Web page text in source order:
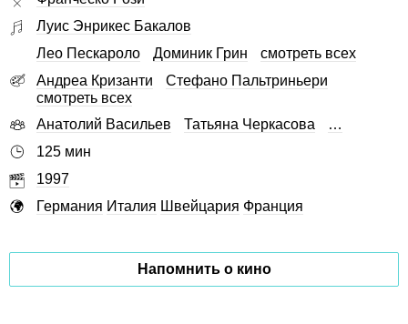
Луис Энрикес Бакалов
Лео Пескароло
Доминик Грин
смотреть всех
Андреа Кризанти
Стефано Пальтриньери
смотреть всех
Анатолий Васильев
Татьяна Черкасова
…
125 мин
1997
Германия Италия Швейцария Франция
Напомнить о кино